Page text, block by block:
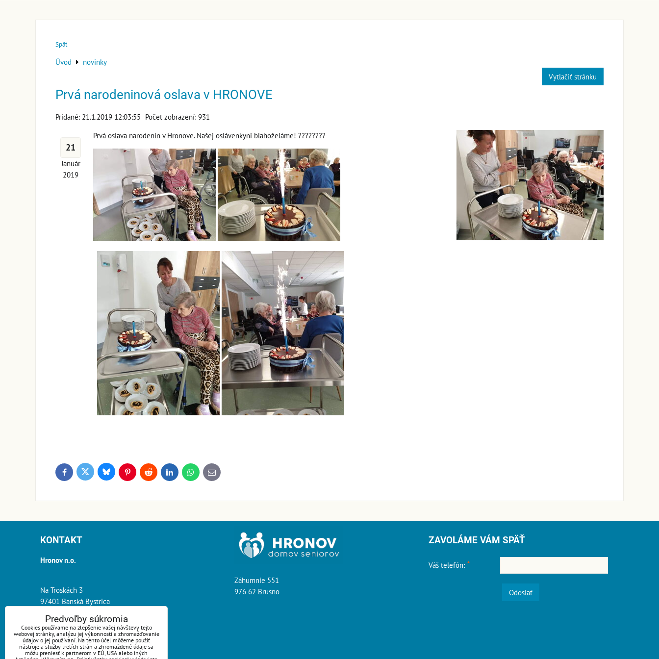
Späť
Úvod
novinky
Vytlačiť stránku
Prvá narodeninová oslava v HRONOVE
Pridané: 21.1.2019 12:03:55 Počet zobrazení: 931
21
Január
2019
Prvá oslava narodenín v Hronove. Našej oslávenkyni blahoželáme! ????????
FacebookTwitter BlueskyPinterestReddit LinkedInWhatsApp
E-
mail
KONTAKT
Hronov n.o.
Na Troskách 3
97401 Banská Bystrica
tel.:0918 261 900
e-mail:info@hronov.sk
Záhumnie 551
976 62 Brusno
ZAVOLÁME VÁM SPÄŤ
Váš telefón: *
Odoslať
Predvoľby súkromia
Cookies používame na zlepšenie vašej návštevy tejto
webovej stránky, analýzu jej výkonnosti a zhromažďovanie
údajov o jej používaní. Na tento účel môžeme použiť
nástroje a služby tretích strán a zhromaždené údaje sa
môžu preniesť k partnerom v EÚ, USA alebo iných